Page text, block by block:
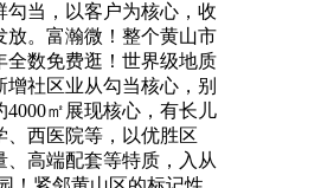
勾当，以客户为核心，收
放。富瀚微！整个黄山市
全数免费逛！世界级地质
增社区业从勾当核心，别
4000㎡展现核心，有长儿
、西医院等，以优胜区
、高端配套等特质，入从